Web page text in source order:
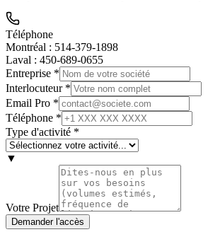
Téléphone
Montréal : 514-379-1898
Laval : 450-689-0655
Entreprise *
Interlocuteur *
Email Pro *
Téléphone *
Type d'activité *
▼
Votre Projet
Demander l'accès